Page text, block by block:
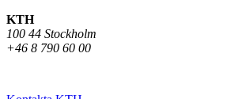
KTH
100 44 Stockholm
+46 8 790 60 00